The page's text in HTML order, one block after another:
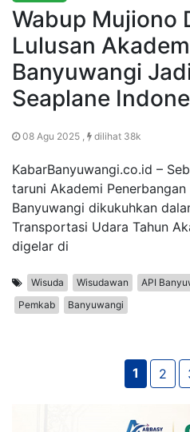
Wabup Mujiono
Lulusan
Banyuwangi
Seaplane
08 Agu 2025 , dilihat 38k
KabarBanyuwangi.co.id –
taruni Akademi Penerbangan
Banyuwangi dikukuhkan
Transportasi Udara Tahun
digelar di
Wisuda Wisudawan API
Pemkab
Banyuwangi
1 2